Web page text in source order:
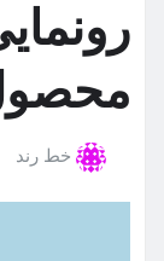
خط رند